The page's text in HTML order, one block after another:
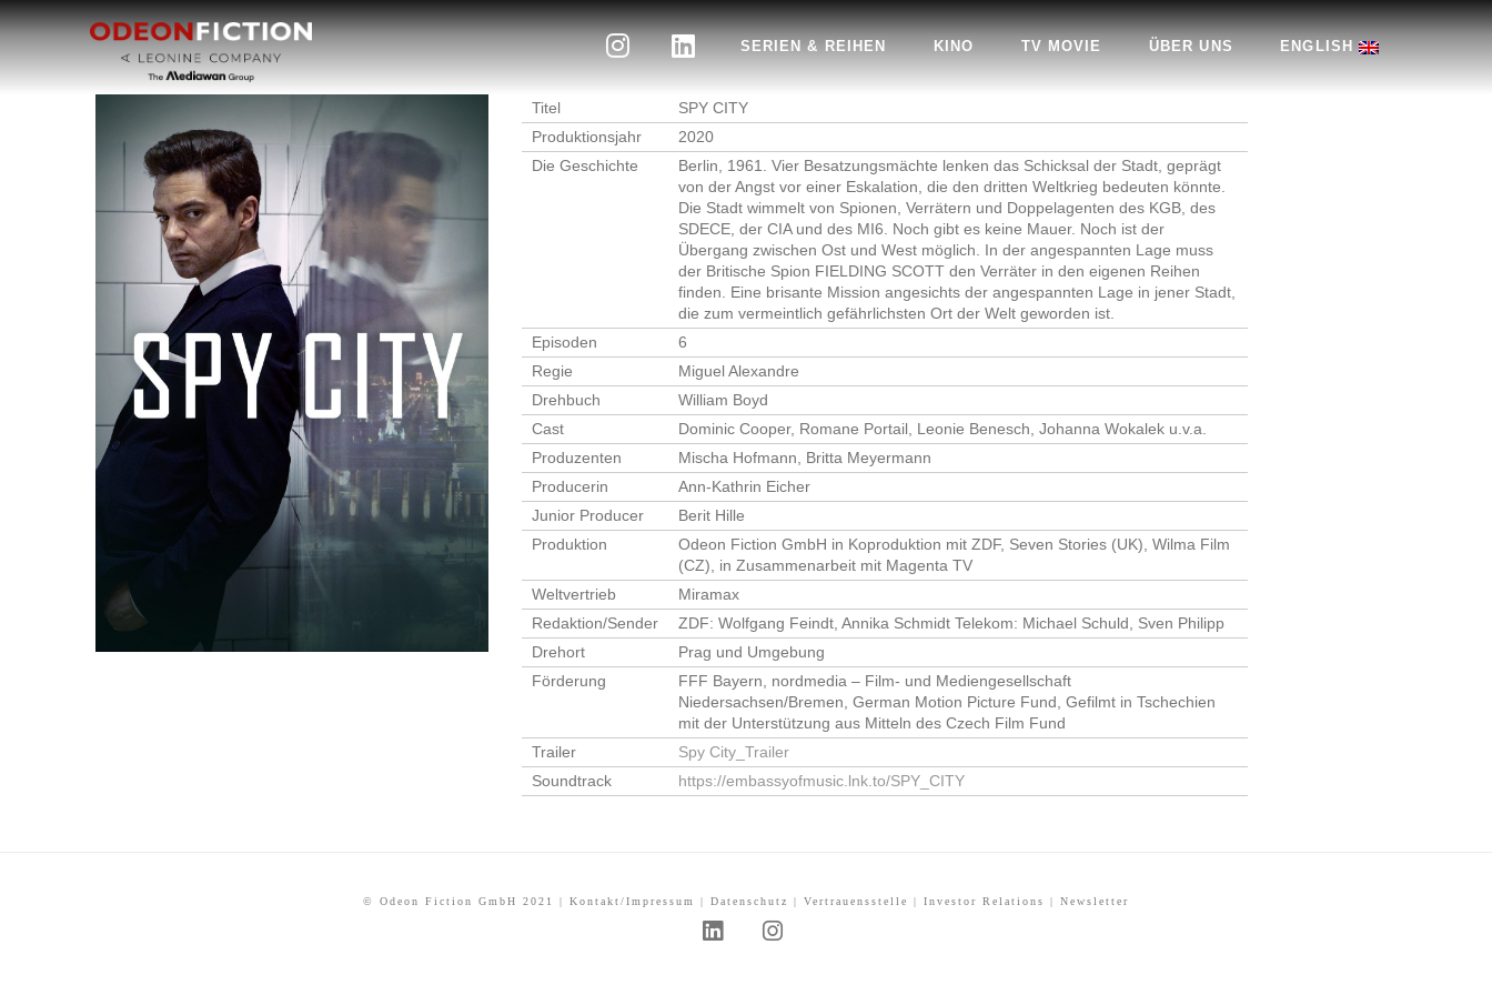
SERIEN & REIHEN KINO TV MOVIE ÜBER UNS ENGLISH
Titel
SPY CITY
Produktionsjahr
2020
Die Geschichte
Berlin, 1961. Vier Besatzungsmächte lenken das Schicksal der Stadt, geprägt
von der Angst vor einer Eskalation, die den dritten Weltkrieg bedeuten könnte.
Die Stadt wimmelt von Spionen, Verrätern und Doppelagenten des KGB, des
SDECE, der CIA und des MI6. Noch gibt es keine Mauer. Noch ist der
Übergang zwischen Ost und West möglich. In der angespannten Lage muss
der Britische Spion FIELDING SCOTT den Verräter in den eigenen Reihen
finden. Eine brisante Mission angesichts der angespannten Lage in jener Stadt,
die zum vermeintlich gefährlichsten Ort der Welt geworden ist.
Episoden
6
Regie
Miguel Alexandre
Drehbuch
William Boyd
Cast
Dominic Cooper, Romane Portail, Leonie Benesch, Johanna Wokalek u.v.a.
Produzenten
Mischa Hofmann, Britta Meyermann
Producerin
Ann-Kathrin Eicher
Junior Producer
Berit Hille
Produktion
Odeon Fiction GmbH in Koproduktion mit ZDF, Seven Stories (UK), Wilma Film
(CZ), in Zusammenarbeit mit Magenta TV
Weltvertrieb
Miramax
Redaktion/Sender
ZDF: Wolfgang Feindt, Annika Schmidt Telekom: Michael Schuld, Sven Philipp
Drehort
Prag und Umgebung
Förderung
FFF Bayern, nordmedia – Film- und Mediengesellschaft
Niedersachsen/Bremen, German Motion Picture Fund, Gefilmt in Tschechien
mit der Unterstützung aus Mitteln des Czech Film Fund
Trailer
Spy City_Trailer
Soundtrack
https://embassyofmusic.lnk.to/SPY_CITY
© Odeon Fiction GmbH 2021 | Kontakt/Impressum | Datenschutz | Vertrauensstelle | Investor Relations | Newsletter